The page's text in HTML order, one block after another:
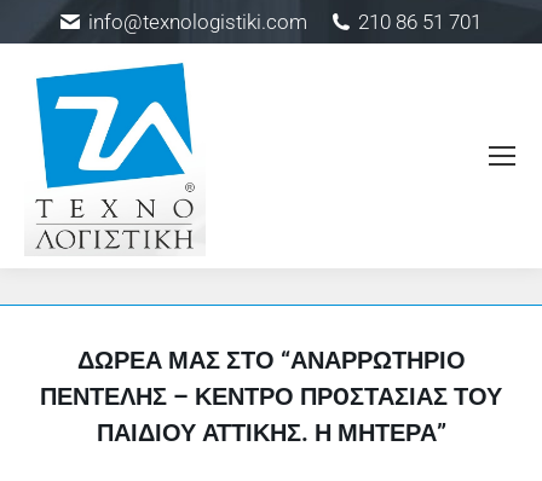
info@texnologistiki.com 210 86 51 701
ΔΩΡΕΆ ΜΑΣ ΣΤΟ “ΑΝΑΡΡΩΤΉΡΙΟ
ΠΕΝΤΈΛΗΣ – ΚΈΝΤΡΟ ΠΡOΣΤΑΣΊΑΣ ΤΟΥ
ΠΑΙΔΙΟΎ ΑΤΤΙΚΉΣ. Η ΜΗΤΕΡΑ”